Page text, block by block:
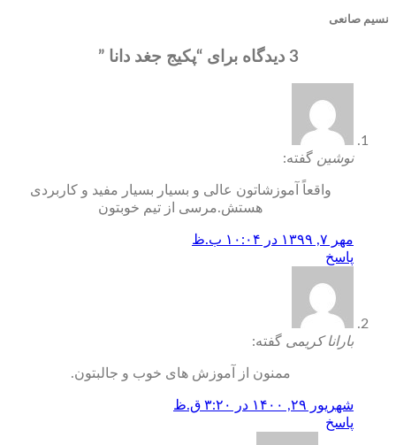
نسیم صانعی
3 دیدگاه برای “ پکیج جغد دانا ”
نوشین گفته:
واقعاً آموزشاتون عالی و بسیار بسیار مفید و کاربردی
هستش.مرسی از تیم خوبتون
مهر ۷, ۱۳۹۹ در ۱۰:۰۴ ب.ظ
پاسخ
بارانا کریمی گفته:
ممنون از آموزش های خوب و جالبتون.
شهریور ۲۹, ۱۴۰۰ در ۳:۲۰ ق.ظ
پاسخ